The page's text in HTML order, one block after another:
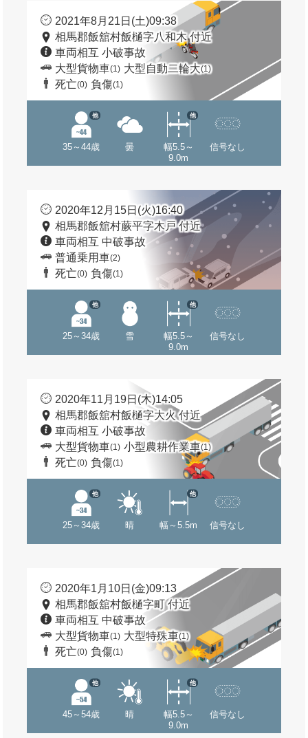
2021年8月21日(土)09:38
相馬郡飯舘村飯樋字八和木 付近
車両相互 小破事故
大型貨物車(1) 大型自動二輪大(1)
死亡(0) 負傷(1)
35～44歳
他
曇
幅5.5～
9.0m
他
信号なし
2020年12月15日(火)16:40
相馬郡飯舘村蕨平字木戸 付近
車両相互 中破事故
普通乗用車(2)
死亡(0) 負傷(1)
25～34歳
他
雪
幅5.5～
9.0m
他
信号なし
2020年11月19日(木)14:05
相馬郡飯舘村飯樋字大火 付近
車両相互 小破事故
大型貨物車(1) 小型農耕作業車(1)
死亡(0) 負傷(1)
25～34歳
他
晴 幅～5.5m
他
信号なし
2020年1月10日(金)09:13
相馬郡飯舘村飯樋字町 付近
車両相互 中破事故
大型貨物車(1) 大型特殊車(1)
死亡(0) 負傷(1)
45～54歳
他
晴
幅5.5～
9.0m
他
信号なし